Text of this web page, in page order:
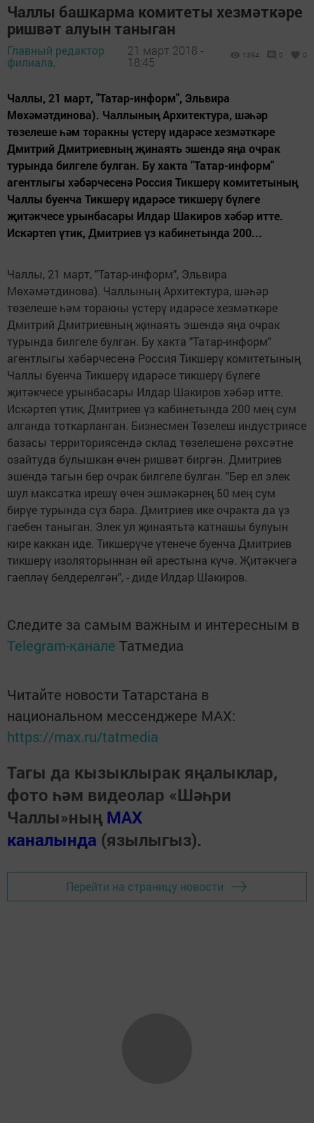
Чаллы башкарма комитеты хезмәткәре
ришвәт алуын таныган
Главный редактор
филиала,
21 март 2018 -
18:45
1394 0 0
Чаллы, 21 март, "Татар-информ", Эльвира
Мөхәмәтдинова). Чаллының Архитектура, шәһәр
төзелеше һәм торакны үстерү идарәсе хезмәткәре
Дмитрий Дмитриевның җинаять эшендә яңа очрак
турында билгеле булган. Бу хакта "Татар-информ"
агентлыгы хәбәрчесенә Россия Тикшерү комитетының
Чаллы буенча Тикшерү идарәсе тикшерү бүлеге
җитәкчесе урынбасары Илдар Шакиров хәбәр итте.
Искәртеп үтик, Дмитриев үз кабинетында 200...
Чаллы, 21 март, "Татар-информ", Эльвира
Мөхәмәтдинова). Чаллының Архитектура, шәһәр
төзелеше һәм торакны үстерү идарәсе хезмәткәре
Дмитрий Дмитриевның җинаять эшендә яңа очрак
турында билгеле булган. Бу хакта "Татар-информ"
агентлыгы хәбәрчесенә Россия Тикшерү комитетының
Чаллы буенча Тикшерү идарәсе тикшерү бүлеге
җитәкчесе урынбасары Илдар Шакиров хәбәр итте.
Искәртеп үтик, Дмитриев үз кабинетында 200 мең сум
алганда тоткарланган. Бизнесмен Төзелеш индустриясе
базасы территориясендә склад төзелешенә рөхсәтне
озайтуда булышкан өчен ришвәт биргән. Дмитриев
эшендә тагын бер очрак билгеле булган. "Бер ел элек
шул максатка ирешү өчен эшмәкәрнең 50 мең сум
бирүе турында сүз бара. Дмитриев ике очракта да үз
гаебен таныган. Элек ул җинаятьтә катнашы булуын
кире каккан иде. Тикшерүче үтенече буенча Дмитриев
тикшерү изоляторыннан өй арестына күчә. Җитәкчегә
гаепләү белдерелгән", - диде Илдар Шакиров.
Следите за самым важным и интересным в
Telegram-канале Татмедиа
Читайте новости Татарстана в
национальном мессенджере MАХ:
https://max.ru/tatmedia
Тагы да кызыклырак яңалыклар,
фото һәм видеолар «Шәһри
Чаллы»ның MAX
каналында (язылыгыз).
Перейти на страницу новости